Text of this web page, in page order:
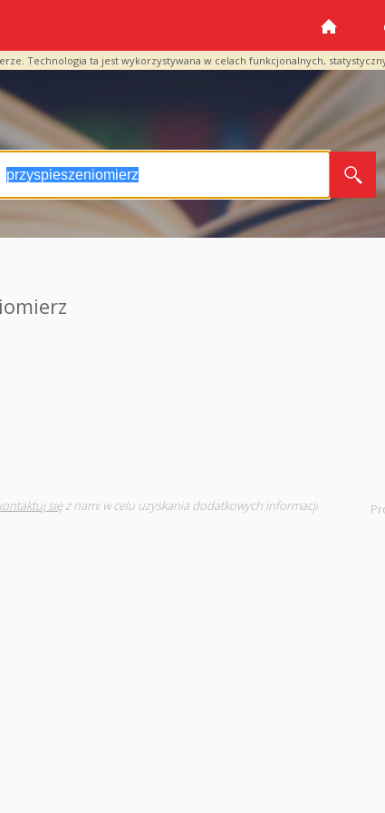
Technologia ta jest wykorzystywana w celach funkcjonalnych,
sięz nami w celu uzyskania dodatkowych informacji